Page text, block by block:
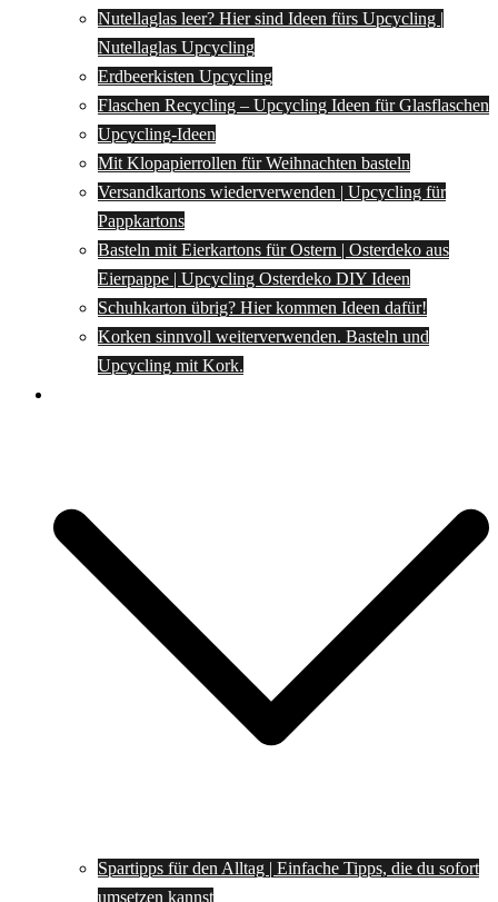
Nutellaglas leer? Hier sind Ideen fürs Upcycling |
Nutellaglas Upcycling
Erdbeerkisten Upcycling
Flaschen Recycling – Upcycling Ideen für Glasflaschen
Upcycling-Ideen
Mit Klopapierrollen für Weihnachten basteln
Versandkartons wiederverwenden | Upcycling für
Pappkartons
Basteln mit Eierkartons für Ostern | Osterdeko aus
Eierpappe | Upcycling Osterdeko DIY Ideen
Schuhkarton übrig? Hier kommen Ideen dafür!
Korken sinnvoll weiterverwenden. Basteln und
Upcycling mit Kork.
Spartipps für den Alltag | Einfache Tipps, die du sofort
umsetzen kannst